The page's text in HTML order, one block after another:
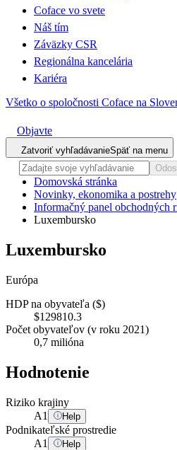
Coface vo svete
Náš tím
Záväzky CSR
Regionálna kancelária
Kariéra
Všetko o spoločnosti Coface na
Objavte
Zatvoriť vyhľadávanieSpäť na menu
Domovská stránka
Novinky, ekonomika a postrehy
Informačný panel obchodných
Luxembursko
Luxembursko
Európa
HDP na obyvateľa ($)
$129810.3
Počet obyvateľov (v roku 2021)
0,7 milióna
Hodnotenie
Riziko krajiny
A1 Help
Podnikateľské prostredie
A1 Help